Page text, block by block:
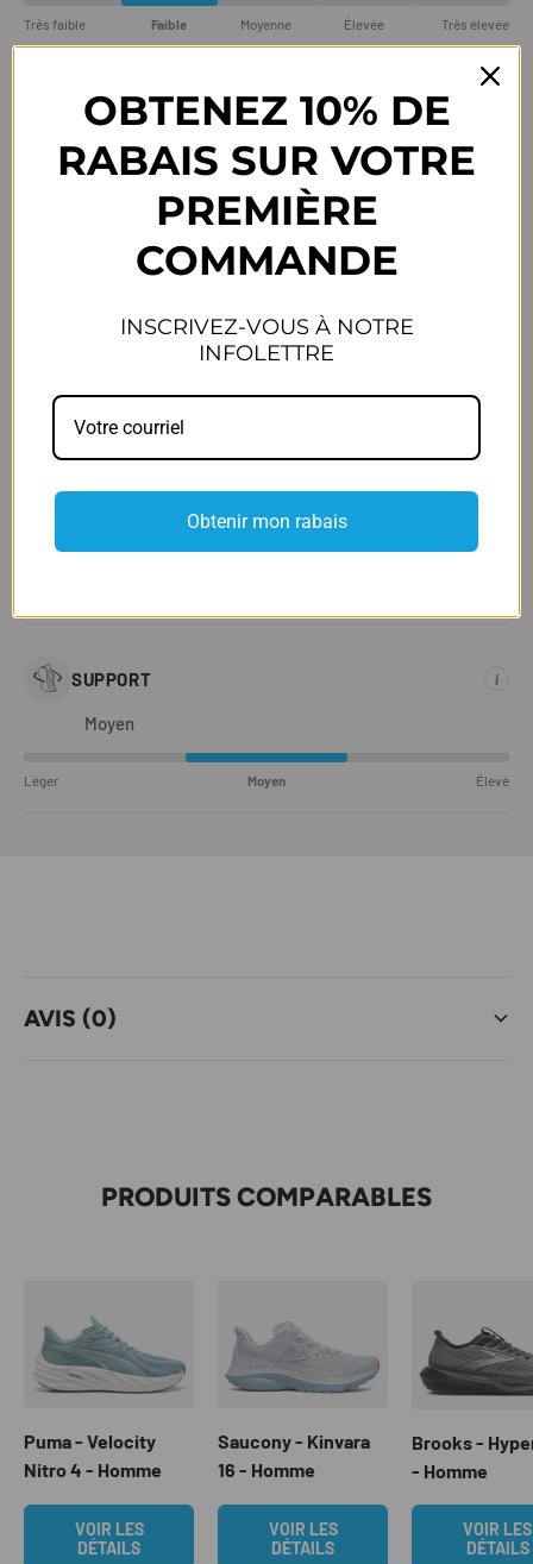
Très faible Faible Moyenne Élevée Très élevée
POIDS
255 g
Léger Moyen Lourd
Taille petit Grand
LARGEUR
SUPPORT i
Moyen
Léger Moyen Élevé
AVIS (0)
PRODUITS COMPARABLES
Puma - Velocity
Nitro 4 - Homme
VOIR LES
DÉTAILS
Saucony - Kinvara
16 - Homme
VOIR LES
DÉTAILS
Brooks -
- Homme
VOIR LES
DÉTAILS
OBTENEZ 10% DE
RABAIS SUR VOTRE
PREMIÈRE
COMMANDE
INSCRIVEZ-VOUS À NOTRE
INFOLETTRE
Obtenir mon rabais